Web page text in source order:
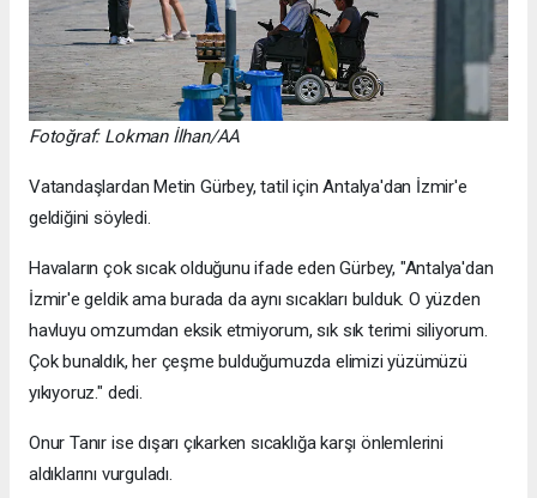
Fotoğraf: Lokman İlhan/AA
Vatandaşlardan Metin Gürbey, tatil için Antalya'dan İzmir'e
geldiğini söyledi.
Havaların çok sıcak olduğunu ifade eden Gürbey, "Antalya'dan
İzmir'e geldik ama burada da aynı sıcakları bulduk. O yüzden
havluyu omzumdan eksik etmiyorum, sık sık terimi siliyorum.
Çok bunaldık, her çeşme bulduğumuzda elimizi yüzümüzü
yıkıyoruz." dedi.
Onur Tanır ise dışarı çıkarken sıcaklığa karşı önlemlerini
aldıklarını vurguladı.